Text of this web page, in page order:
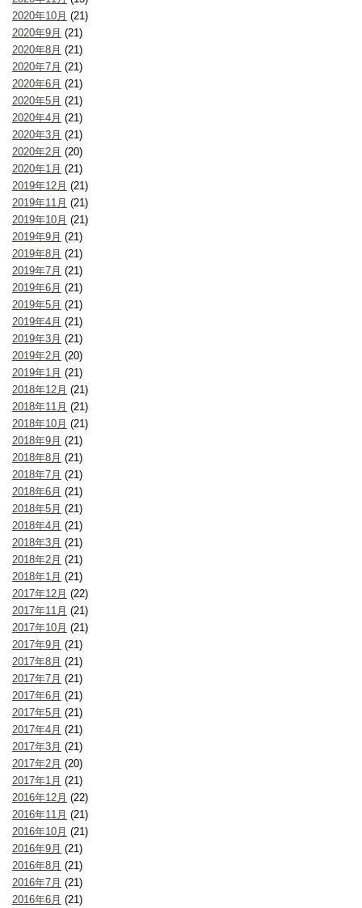
2020年10月 (21)
2020年9月 (21)
2020年8月 (21)
2020年7月 (21)
2020年6月 (21)
2020年5月 (21)
2020年4月 (21)
2020年3月 (21)
2020年2月 (20)
2020年1月 (21)
2019年12月 (21)
2019年11月 (21)
2019年10月 (21)
2019年9月 (21)
2019年8月 (21)
2019年7月 (21)
2019年6月 (21)
2019年5月 (21)
2019年4月 (21)
2019年3月 (21)
2019年2月 (20)
2019年1月 (21)
2018年12月 (21)
2018年11月 (21)
2018年10月 (21)
2018年9月 (21)
2018年8月 (21)
2018年7月 (21)
2018年6月 (21)
2018年5月 (21)
2018年4月 (21)
2018年3月 (21)
2018年2月 (21)
2018年1月 (21)
2017年12月 (22)
2017年11月 (21)
2017年10月 (21)
2017年9月 (21)
2017年8月 (21)
2017年7月 (21)
2017年6月 (21)
2017年5月 (21)
2017年4月 (21)
2017年3月 (21)
2017年2月 (20)
2017年1月 (21)
2016年12月 (22)
2016年11月 (21)
2016年10月 (21)
2016年9月 (21)
2016年8月 (21)
2016年7月 (21)
2016年6月 (21)